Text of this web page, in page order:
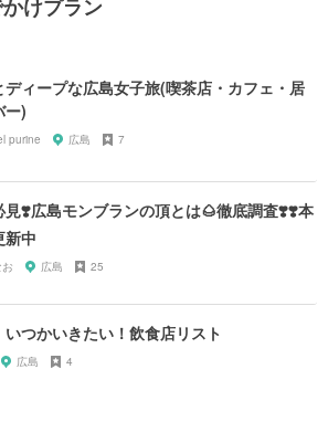
けプラン
ディープな広島女子旅(喫茶店・カフェ・居
ー)
purine 広島 7
見❣️広島モンブランの頂とは🌰徹底調査❣️❣️本
新中
広島 25
いつかいきたい！飲食店リスト
広島 4